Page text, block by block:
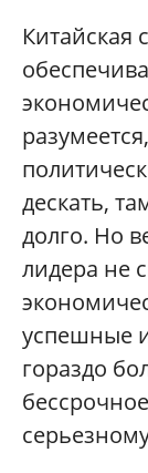
Китайская
дескать,
долго. Но
лидера не
успешные
гораздо